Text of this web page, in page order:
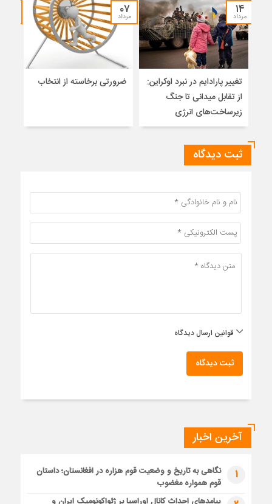
۱۴
مرداد
تغییر پارادایم در نبرد اوکراین:
از تقابل میدانی تا جنگ
زیرساخت‌های انرژی
۰۷
مرداد
ضرورتی برخاسته از انتخاب
ثبت دیدگاه
قوانین ارسال دیدگاه
ثبت دیدگاه
آخرین اخبار
1
نگاهی به تاریخ و وضعیت قوم هزاره در افغانستان؛ داستان
قوم همواره مغضوب
پیامدهای احداث کانال اوراسیا بر ژئواکونومیک ایران و